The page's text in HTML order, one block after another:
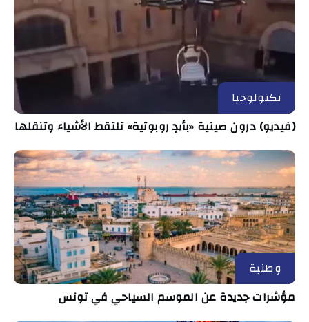
تكنولوجيا
(فيديو) درون صينية «بأيدٍ روبوتية» تلتقط الأشياء وتنقلها
وطنية
مؤشرات جديدة عن الموسم السياحي في تونس